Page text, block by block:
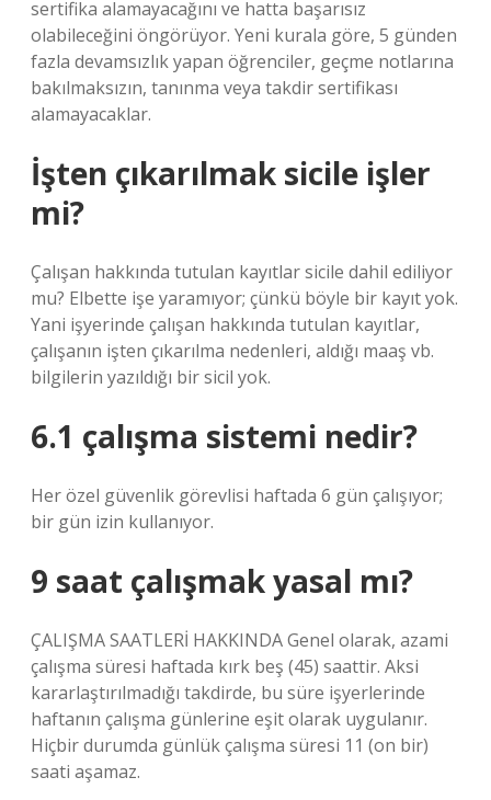
sertifika alamayacağını ve hatta başarısız
olabileceğini öngörüyor. Yeni kurala göre, 5 günden
fazla devamsızlık yapan öğrenciler, geçme notlarına
bakılmaksızın, tanınma veya takdir sertifikası
alamayacaklar.
İşten çıkarılmak sicile işler
mi?
Çalışan hakkında tutulan kayıtlar sicile dahil ediliyor
mu? Elbette işe yaramıyor; çünkü böyle bir kayıt yok.
Yani işyerinde çalışan hakkında tutulan kayıtlar,
çalışanın işten çıkarılma nedenleri, aldığı maaş vb.
bilgilerin yazıldığı bir sicil yok.
6.1 çalışma sistemi nedir?
Her özel güvenlik görevlisi haftada 6 gün çalışıyor;
bir gün izin kullanıyor.
9 saat çalışmak yasal mı?
ÇALIŞMA SAATLERİ HAKKINDA Genel olarak, azami
çalışma süresi haftada kırk beş (45) saattir. Aksi
kararlaştırılmadığı takdirde, bu süre işyerlerinde
haftanın çalışma günlerine eşit olarak uygulanır.
Hiçbir durumda günlük çalışma süresi 11 (on bir)
saati aşamaz.